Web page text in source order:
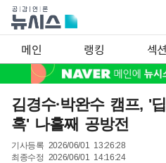
메인 랭킹 섹션
김경수·박완수 캠프, '
혹' 나흘째 공방전
기사등록 2026/06/01 13:26:28
최종수정 2026/06/01 14:16:24